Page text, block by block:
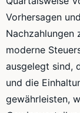
Vorhersagen
Nachzahlungen
moderne
ausgelegt sind,
und die
gewährleisten,